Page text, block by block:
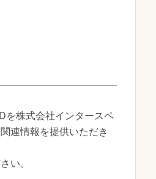
を株式会社インタースペ
連情報を提供いただき
い。